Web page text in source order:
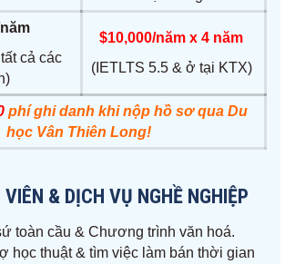
cả các
$10,000/năm x 4 năm
(IETLTS 5.5 & ở tại KTX)
phí ghi danh khi nộp hồ sơ qua Du
học Vân Thiên Long!
VIÊN & DỊCH VỤ NGHỀ NGHIỆP
toàn cầu & Chương trình văn hoá.
học thuật & tìm việc làm bán thời gian